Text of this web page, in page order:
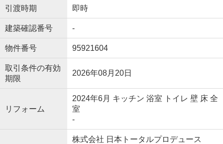
引渡時期 即時
建築確認番号 -
物件番号 95921604
取引条件の有効
期限
2026年08月20日
リフォーム
2024年6月 キッチン 浴室 トイレ 壁 床 全
室
-
株式会社 日本トータルプロデュース